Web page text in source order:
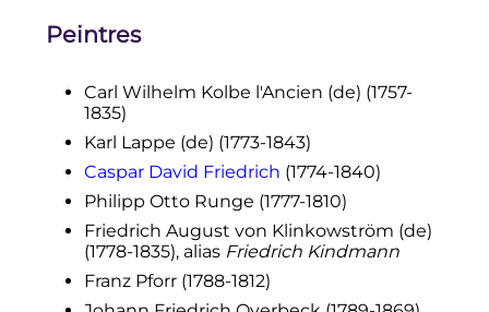
Peintres
Carl Wilhelm Kolbe l'Ancien (de) (1757-
1835)
Karl Lappe (de) (1773-1843)
Caspar David Friedrich (1774-1840)
Philipp Otto Runge (1777-1810)
Friedrich August von Klinkowström (de)
(1778-1835), alias Friedrich Kindmann
Franz Pforr (1788-1812)